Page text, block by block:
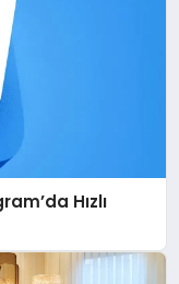
Hızlı